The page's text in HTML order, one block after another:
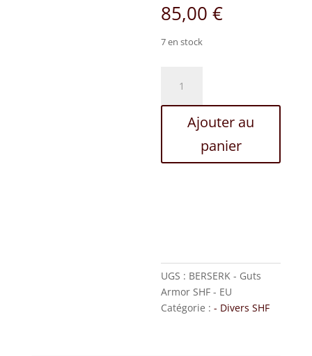
85,00€
7 en stock
BERSERK
Ajouter au
panier
UGS : BERSERK - Guts
Armor SHF - EU
Catégorie :- Divers SHF